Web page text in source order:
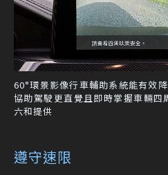
60°環景影像行車輔助系統能有效
協助駕駛更直覺且即時掌握車輛
六和提供
遵守速限